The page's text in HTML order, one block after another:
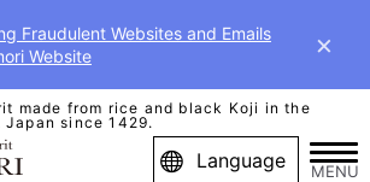
Fraudulent Websites and Emails
Website
×
made from rice and black Koji in the
since 1429.
Language MENU